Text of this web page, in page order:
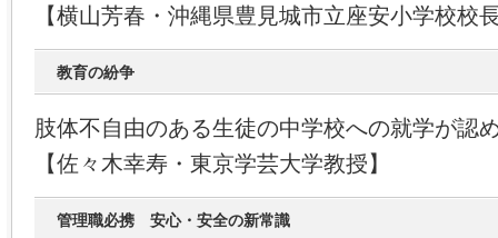
【横山芳春・沖縄県豊見城市立座安小学校校
教育の紛争
肢体不自由のある生徒の中学校への就学が認
【佐々木幸寿・東京学芸大学教授】
管理職必携 安心・安全の新常識